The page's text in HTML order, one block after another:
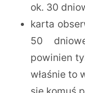
ok. 30
karta
50
powinien
właśnie to